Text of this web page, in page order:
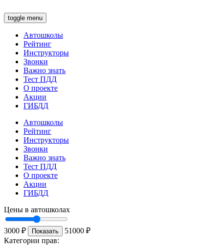
toggle menu
Автошколы
Рейтинг
Инструкторы
Звонки
Важно знать
Тест ПДД
О проекте
Акции
ГИБДД
Автошколы
Рейтинг
Инструкторы
Звонки
Важно знать
Тест ПДД
О проекте
Акции
ГИБДД
Цены в автошколах
3000 ₽ Показать 51000 ₽
Категории прав: